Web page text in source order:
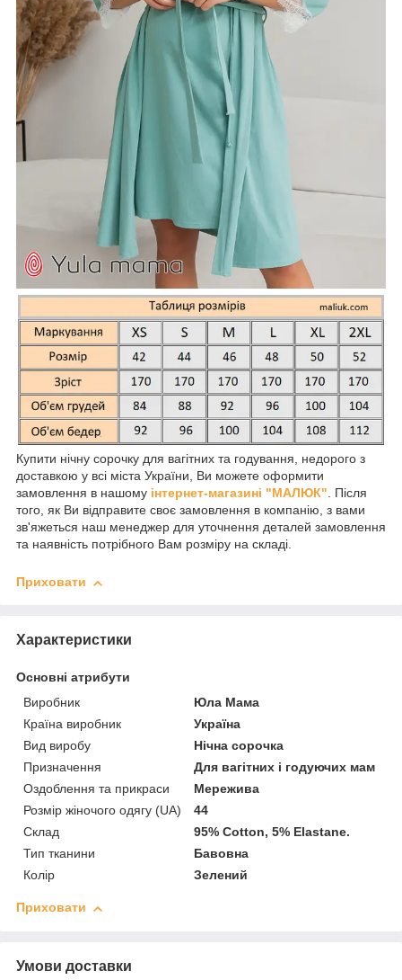
Купити нічну сорочку для вагітних та годування, недорого з
доставкою у всі міста України, Ви можете оформити
замовлення в нашому інтернет-магазині "МАЛЮК". Після
того, як Ви відправите своє замовлення в компанію, з вами
зв'яжеться наш менеджер для уточнення деталей замовлення
та наявність потрібного Вам розміру на складі.
Приховати
Характеристики
Основні атрибути
Виробник
Юла Мама
Країна виробник
Україна
Вид виробу
Нічна сорочка
Призначення
Для вагітних і годуючих мам
Оздоблення та прикраси
Мережива
Розмір жіночого одягу (UA)
44
Склад
95% Cotton, 5% Elastane.
Тип тканини
Бавовна
Колір
Зелений
Приховати
Умови доставки